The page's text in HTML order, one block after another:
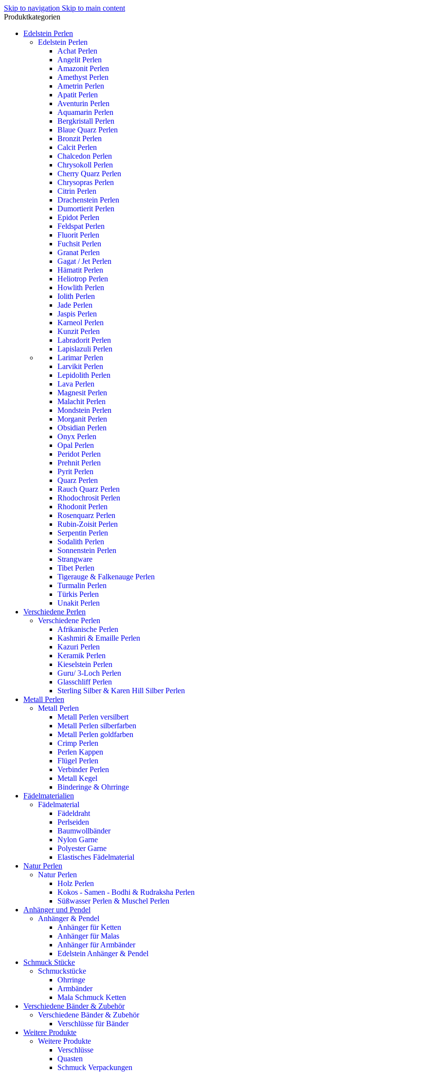
Skip to navigation Skip to main content
Produktkategorien
Edelstein Perlen
Edelstein Perlen
Achat Perlen
Angelit Perlen
Amazonit Perlen
Amethyst Perlen
Ametrin Perlen
Apatit Perlen
Aventurin Perlen
Aquamarin Perlen
Bergkristall Perlen
Blaue Quarz Perlen
Bronzit Perlen
Calcit Perlen
Chalcedon Perlen
Chrysokoll Perlen
Cherry Quarz Perlen
Chrysopras Perlen
Citrin Perlen
Drachenstein Perlen
Dumortierit Perlen
Epidot Perlen
Feldspat Perlen
Fluorit Perlen
Fuchsit Perlen
Granat Perlen
Gagat / Jet Perlen
Hämatit Perlen
Heliotrop Perlen
Howlith Perlen
Iolith Perlen
Jade Perlen
Jaspis Perlen
Karneol Perlen
Kunzit Perlen
Labradorit Perlen
Lapislazuli Perlen
Larimar Perlen
Larvikit Perlen
Lepidolith Perlen
Lava Perlen
Magnesit Perlen
Malachit Perlen
Mondstein Perlen
Morganit Perlen
Obsidian Perlen
Onyx Perlen
Opal Perlen
Peridot Perlen
Prehnit Perlen
Pyrit Perlen
Quarz Perlen
Rauch Quarz Perlen
Rhodochrosit Perlen
Rhodonit Perlen
Rosenquarz Perlen
Rubin-Zoisit Perlen
Serpentin Perlen
Sodalith Perlen
Sonnenstein Perlen
Strangware
Tibet Perlen
Tigerauge & Falkenauge Perlen
Turmalin Perlen
Türkis Perlen
Unakit Perlen
Verschiedene Perlen
Verschiedene Perlen
Afrikanische Perlen
Kashmiri & Emaille Perlen
Kazuri Perlen
Keramik Perlen
Kieselstein Perlen
Guru/ 3-Loch Perlen
Glasschliff Perlen
Sterling Silber & Karen Hill Silber Perlen
Metall Perlen
Metall Perlen
Metall Perlen versilbert
Metall Perlen silberfarben
Metall Perlen goldfarben
Crimp Perlen
Perlen Kappen
Flügel Perlen
Verbinder Perlen
Metall Kegel
Binderinge & Ohrringe
Fädelmaterialien
Fädelmaterial
Fädeldraht
Perlseiden
Baumwollbänder
Nylon Garne
Polyester Garne
Elastisches Fädelmaterial
Natur Perlen
Natur Perlen
Holz Perlen
Kokos - Samen - Bodhi & Rudraksha Perlen
Süßwasser Perlen & Muschel Perlen
Anhänger und Pendel
Anhänger & Pendel
Anhänger für Ketten
Anhänger für Malas
Anhänger für Armbänder
Edelstein Anhänger & Pendel
Schmuck Stücke
Schmuckstücke
Ohrringe
Armbänder
Mala Schmuck Ketten
Verschiedene Bänder & Zubehör
Verschiedene Bänder & Zubehör
Verschlüsse für Bänder
Weitere Produkte
Weitere Produkte
Verschlüsse
Quasten
Schmuck Verpackungen